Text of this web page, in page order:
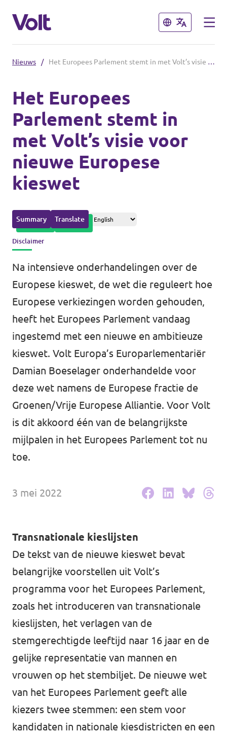
Sluiten
Volt Amsterdam
Volt Arnhem
Volt Delft
...alle Volt gemeenten
Afdelingen in de provincies
Volt Drenthe
Volt Provincie Utrecht
...alle Volt provincies
Sluiten
Standpunten
Over Volt
Mensen
Nieuws
Agenda
Doneer
Word actief
Doneer
Contact
Volt There - Buitenlandstichting Volt
Nieuws / Het Europees Parlement stemt in met Volt’s visie voor nieuwe Europese kieswet
Het Europees
Parlement stemt in
met Volt’s visie voor
nieuwe Europese
kieswet
Summary Translate
Disclaimer
Na intensieve onderhandelingen over de
Europese kieswet, de wet die reguleert hoe
Europese verkiezingen worden gehouden,
heeft het Europees Parlement vandaag
ingestemd met een nieuwe en ambitieuze
kieswet. Volt Europa’s Europarlementariër
Damian Boeselager onderhandelde voor
deze wet namens de Europese fractie de
Groenen/Vrije Europese Alliantie. Voor Volt
is dit akkoord één van de belangrijkste
mijlpalen in het Europees Parlement tot nu
toe.
3 mei 2022
Transnationale kieslijsten
De tekst van de nieuwe kieswet bevat
belangrijke voorstellen uit Volt’s
programma voor het Europees Parlement,
zoals het introduceren van transnationale
kieslijsten, het verlagen van de
stemgerechtigde leeftijd naar 16 jaar en de
gelijke representatie van mannen en
vrouwen op het stembiljet. De nieuwe wet
van het Europees Parlement geeft alle
kiezers twee stemmen: een stem voor
kandidaten in nationale kiesdistricten en een